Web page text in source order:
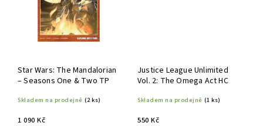
Star Wars: The Mandalorian
– Seasons One & Two TP
Skladem na prodejně (2 ks)
1 090 Kč
Justice League Unlimited
Vol. 2: The Omega Act HC
Skladem na prodejně (1 ks)
550 Kč